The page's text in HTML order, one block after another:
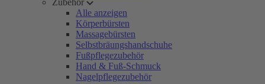
Zubehör
Alle anzeigen
Körperbürsten
Massagebürsten
Selbstbräungshandschuhe
Fußpflegezubehör
Hand & Fuß-Schmuck
Nagelpflegezubehör